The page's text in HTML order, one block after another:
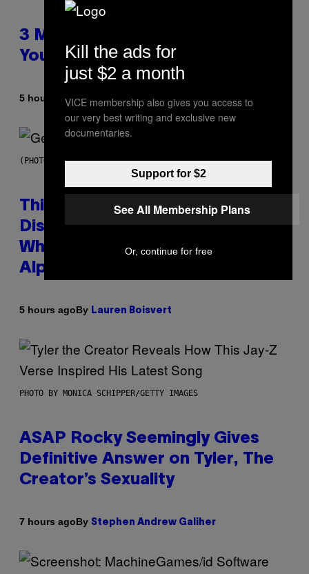
3 Millennial Anthems That Make
You Think of Your Best Friend
5 hours agoBy Lauren Boisvert
(PHOTO BY TAYLOR HILL/GETTY IMAGES)
This Researcher Accidentally
Discovered the New ‘Millennial
Whoop’ of Pop Music: The Gen
Alpha Melody
5 hours agoBy Lauren Boisvert
PHOTO BY MONICA SCHIPPER/GETTY IMAGES
ASAP Rocky Seemingly Gives
Definitive Answer on Tyler, The
Creator’s Sexuality
7 hours agoBy Stephen Andrew Galiher
Kill the ads for
just $2 a month
VICE membership also gives you access to
our very best writing and exclusive new
documentaries.
Support for $2
See All Membership Plans
Or, continue for free